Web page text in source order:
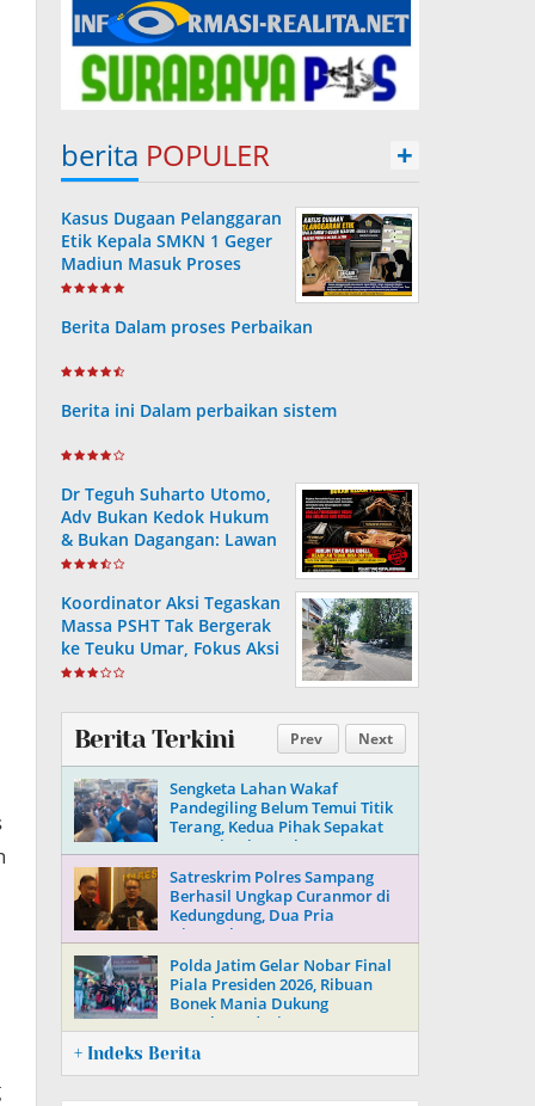
berita POPULER +
Kasus Dugaan Pelanggaran
Etik Kepala SMKN 1 Geger
Madiun Masuk Proses
Disdik Jatim
Berita Dalam proses Perbaikan
Berita ini Dalam perbaikan sistem
Dr Teguh Suharto Utomo,
Adv Bukan Kedok Hukum
& Bukan Dagangan: Lawan
Mafia Peradilan
Koordinator Aksi Tegaskan
Massa PSHT Tak Bergerak
ke Teuku Umar, Fokus Aksi
di Polrestabes Surabaya
Prev Next
Berita Terkini
Sengketa Lahan Wakaf
Pandegiling Belum Temui Titik
Terang, Kedua Pihak Sepakat
Tempuh Jalur Hukum
Satreskrim Polres Sampang
Berhasil Ungkap Curanmor di
Kedungdung, Dua Pria
Diamankan
Polda Jatim Gelar Nobar Final
Piala Presiden 2026, Ribuan
Bonek Mania Dukung
Persebaya dari Lapangan
Mapolda
+ Indeks Berita